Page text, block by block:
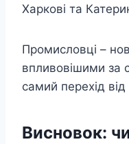
Харкові та
Промисловці –
впливовішими за
самий перехід
Висновок: